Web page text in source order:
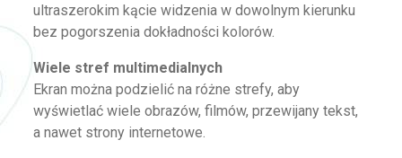
ultraszerokim kącie widzenia w dowolnym kierunku
bez pogorszenia dokładności kolorów.
Wiele stref multimedialnych
Ekran można podzielić na różne strefy, aby
wyświetlać wiele obrazów, filmów, przewijany tekst,
a nawet strony internetowe.